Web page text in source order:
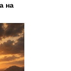
на